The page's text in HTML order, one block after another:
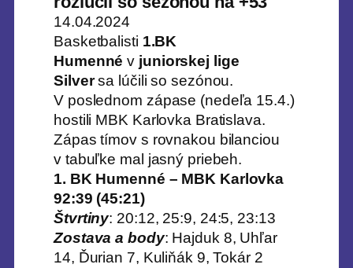
14.04.2024
Basketbalisti 1.BK
Humenné v juniorskej lige
Silversa lúčili so sezónou.
V poslednom zápase (nedeľa 15.4.)
hostili MBK Karlovka Bratislava.
Zápas tímov s rovnakou bilanciou
v tabuľke mal jasný priebeh.
1. BK Humenné – MBK Karlovka
92:39 (45:21)
Štvrtiny: 20:12, 25:9, 24:5, 23:13
Zostava a body: Hajduk 8, Uhľar
14, Ďurian 7, Kuliňák 9, Tokár 2